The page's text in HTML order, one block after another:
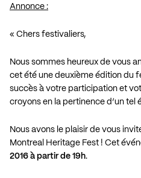
Annonce :
« Chers festivaliers,
Nous sommes heureux de vous
cet été une deuxième édition du
succès à votre participation et
croyons en la pertinence d’un tel
Nous avons le plaisir de vous
Montreal Heritage Fest ! Cet
2016 à partir de 19h.